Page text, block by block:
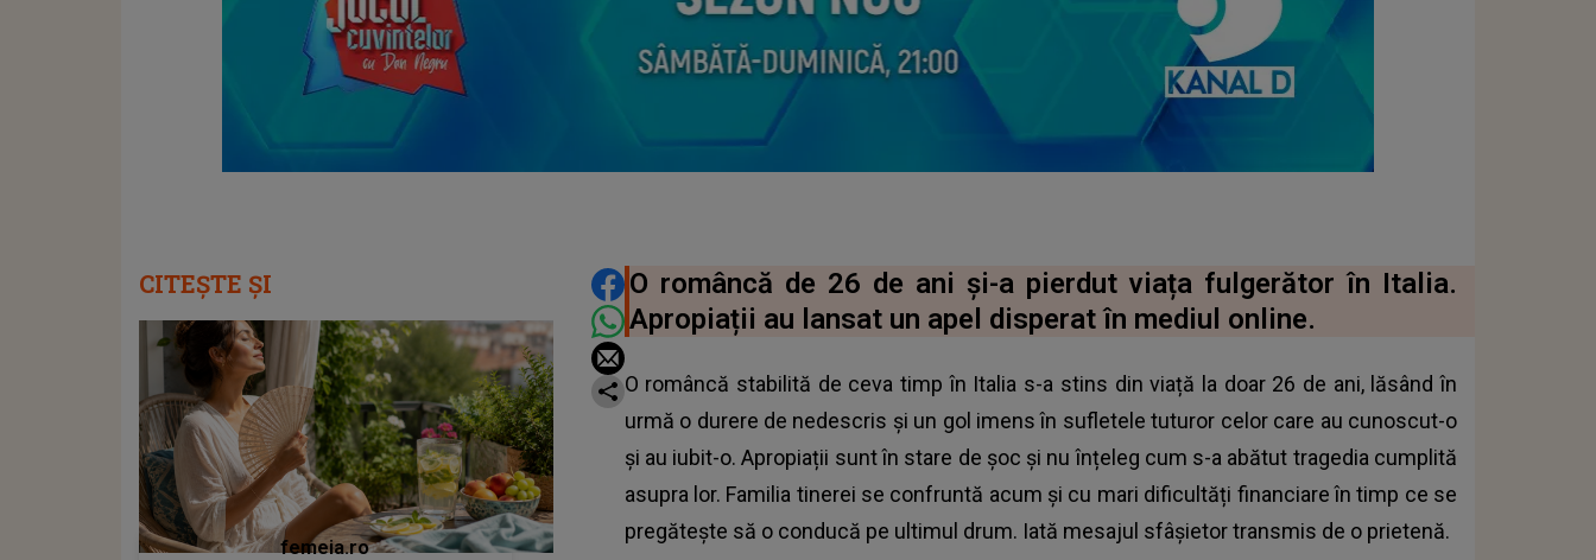
DISTRIBUIE ARTICOLUL
O româncă de 26 de ani și-a pierdut viața fulgerător în Italia.
Apropiații au lansat un apel disperat în mediul online.
O româncă stabilită de ceva timp în Italia s-a stins din viață la doar 26 de ani, lăsând în
urmă o durere de nedescris și un gol imens în sufletele tuturor celor care au cunoscut-o
și au iubit-o. Apropiații sunt în stare de șoc și nu înțeleg cum s-a abătut tragedia cumplită
asupra lor. Familia tinerei se confruntă acum și cu mari dificultăți financiare în timp ce se
pregătește să o conducă pe ultimul drum. Iată mesajul sfâșietor transmis de o prietenă.
CITEȘTE ȘI
femeia.ro